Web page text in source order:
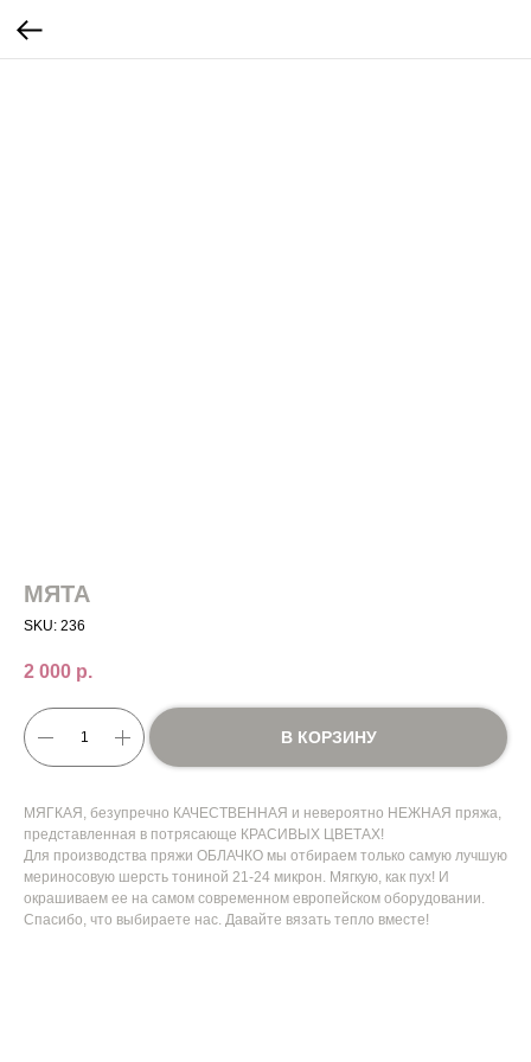
МЯТА
SKU: 236
2 000 р.
В КОРЗИНУ
МЯГКАЯ, безупречно КАЧЕСТВЕННАЯ и невероятно НЕЖНАЯ пряжа,
представленная в потрясающе КРАСИВЫХ ЦВЕТАХ!
Для производства пряжи ОБЛАЧКО мы отбираем только самую лучшую
мериносовую шерсть тониной 21-24 микрон. Мягкую, как пух! И
окрашиваем ее на самом современном европейском оборудовании.
Спасибо, что выбираете нас. Давайте вязать тепло вместе!